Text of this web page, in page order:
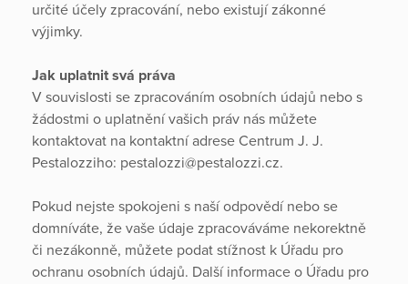
určité účely zpracování, nebo existují zákonné
výjimky.
Jak uplatnit svá práva
V souvislosti se zpracováním osobních údajů nebo s
žádostmi o uplatnění vašich práv nás můžete
kontaktovat na kontaktní adrese Centrum J. J.
Pestalozziho: pestalozzi@pestalozzi.cz.
Pokud nejste spokojeni s naší odpovědí nebo se
domníváte, že vaše údaje zpracováváme nekorektně
či nezákonně, můžete podat stížnost k Úřadu pro
ochranu osobních údajů. Další informace o Úřadu pro